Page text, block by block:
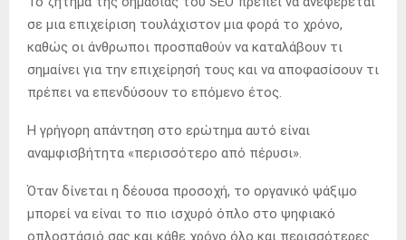
σε μια επιχείριση τουλάχιστον μια φορά το χρόνο,
καθώς οι άνθρωποι προσπαθούν να καταλάβουν τι
σημαίνει για την επιχείρησή τους και να αποφασίσουν τι
πρέπει να επενδύσουν το επόμενο έτος.
Η γρήγορη απάντηση στο ερώτημα αυτό είναι
αναμφισβήτητα «περισσότερο από πέρυσι».
Όταν δίνεται η δέουσα προσοχή, το οργανικό ψάξιμο
μπορεί να είναι το πιο ισχυρό όπλο στο ψηφιακό
οπλοστάσιό σας και κάθε χρόνο όλο και περισσότερες